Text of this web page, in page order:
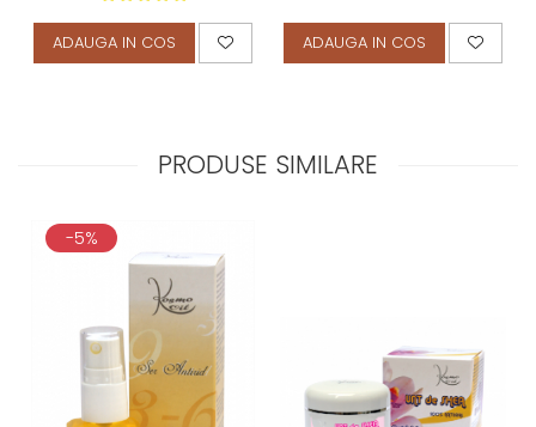
ADAUGA IN COS ADAUGA IN COS
PRODUSE SIMILARE
-5%